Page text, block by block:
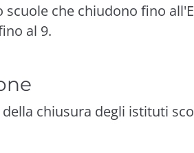
scuole che chiudono fino
al 9.
chiusura degli istituti